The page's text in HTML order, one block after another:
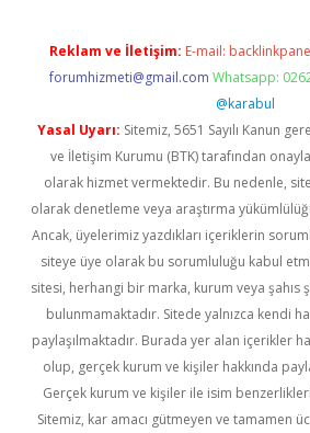
Reklam ve İletişim: E-mail:
forumhizmeti@gmail.com Whatsapp:
@karabul
Yasal Uyarı: Sitemiz, 5651 Sayılı Kanun
ve İletişim Kurumu (BTK) tarafından
olarak hizmet vermektedir. Bu nedenle,
olarak denetleme veya araştırma
Ancak, üyelerimiz yazdıkları içeriklerin
siteye üye olarak bu sorumluluğu kabul
sitesi, herhangi bir marka, kurum veya şahıs
bulunmamaktadır. Sitede yalnızca kendi
paylaşılmaktadır. Burada yer alan içerikler
olup, gerçek kurum ve kişiler hakkında
Gerçek kurum ve kişiler ile isim
Sitemiz, kar amacı gütmeyen ve tamamen